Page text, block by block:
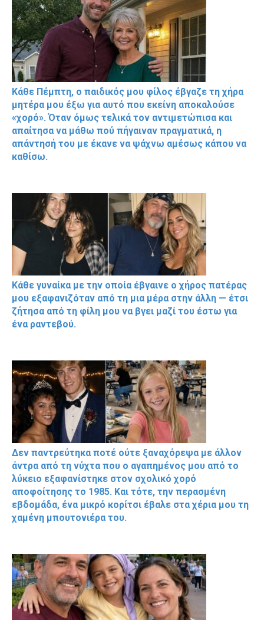
Κάθε Πέμπτη, ο παιδικός μου φίλος έβγαζε τη χήρα
μητέρα μου έξω για αυτό που εκείνη αποκαλούσε
«χορό». Όταν όμως τελικά τον αντιμετώπισα και
απαίτησα να μάθω πού πήγαιναν πραγματικά, η
απάντησή του με έκανε να ψάχνω αμέσως κάπου να
καθίσω.
Κάθε γυναίκα με την οποία έβγαινε ο χήρος πατέρας
μου εξαφανιζόταν από τη μια μέρα στην άλλη — έτσι
ζήτησα από τη φίλη μου να βγει μαζί του έστω για
ένα ραντεβού.
Δεν παντρεύτηκα ποτέ ούτε ξαναχόρεψα με άλλον
άντρα από τη νύχτα που ο αγαπημένος μου από το
λύκειο εξαφανίστηκε στον σχολικό χορό
αποφοίτησης το 1985. Και τότε, την περασμένη
εβδομάδα, ένα μικρό κορίτσι έβαλε στα χέρια μου τη
χαμένη μπουτονιέρα του.